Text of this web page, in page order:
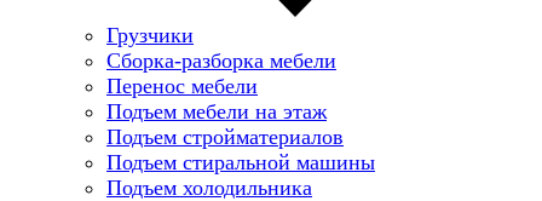
Грузчики
Сборка-разборка мебели
Перенос мебели
Подъем мебели на этаж
Подъем стройматериалов
Подъем стиральной машины
Подъем холодильника